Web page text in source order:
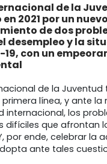
de la
2021 por un nuevo
de dos
desempleo y la
con un
de la
línea, y ante
internacional, los
difíciles que afrontan
por ende, celebrar la
ante tales